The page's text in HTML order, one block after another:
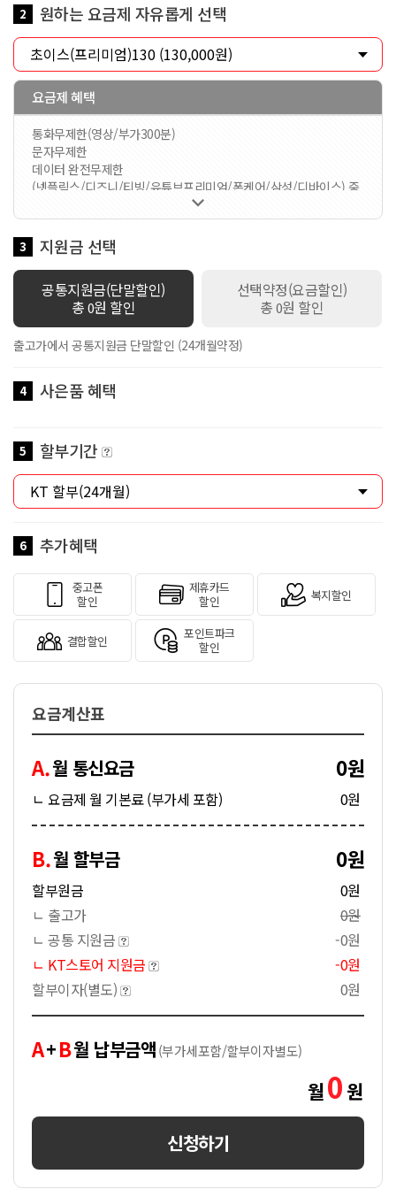
2 원하는 요금제 자유롭게 선택
요금제 혜택
통화무제한(영상/부가300분)
문자무제한
데이터 완전무제한
(넷플릭스/디즈니/티빙/유튜브프리미엄/폰케어/삼성/디바이스) 중
1가지 선택 가능한 요금제입니다 / 멤버십VVIP / 공유데이터
100GB 제공 / 로밍데이터 1Mbps / 데이터쉐어링 1회선 무료 / 스
마트기기 2회선 무료 / 만 18세 이하 가입시 스쿨덤(공유데이터 2배
제공+안심박스)자동적용 / 만19세이상 ~ 만34세이하 가입시 Y덤(공
유데이터 2배 제공)자동적용

3 지원금 선택
공통지원금(단말할인)
총0원 할인
선택약정(요금할인)
총0원 할인
출고가에서 공통지원금 단말할인 (24개월약정)
4 사은품 혜택
5 할부기간
6 추가혜택
중고폰
할인
제휴카드
할인
복지할인
결합할인
포인트파크
할인
요금계산표
A.월 통신요금 0원
ㄴ 요금제 월 기본료 (부가세 포함) 0원
B.월 할부금 0원
할부원금
0원
ㄴ 출고가
0원
ㄴ 공통 지원금
-0원
ㄴ KT스토어 지원금
-0원
할부이자(별도)
0원
A+B월 납부금액(부가세포함/할부이자별도)
월0 원
신청하기